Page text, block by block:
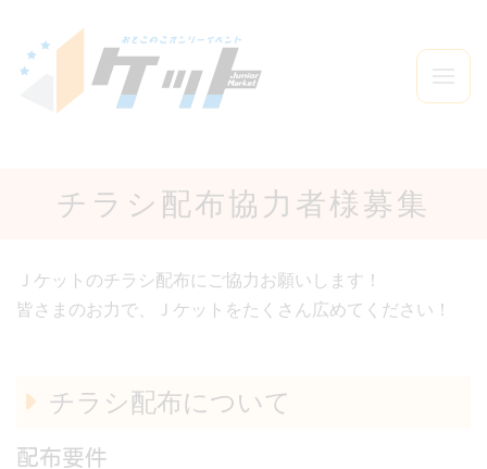
チラシ配布協力者様募集
Ｊケットのチラシ配布にご協力お願いします！
皆さまのお力で、Ｊケットをたくさん広めてください！
チラシ配布について
配布要件